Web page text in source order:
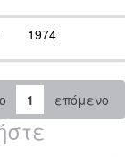
1974
1 επόμενο